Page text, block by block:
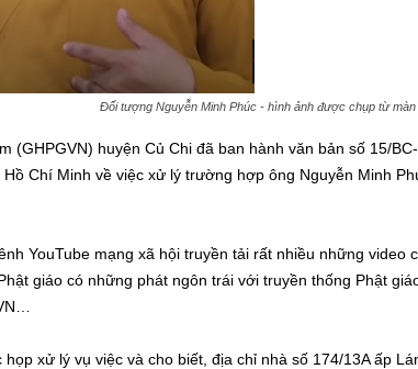
Đối tượng Nguyễn Minh Phúc - hình ảnh được chụp từ màn
(GHPGVN) huyện Củ Chi đã ban hành văn bản số 15/BC-
Chí Minh về việc xử lý trường hợp ông Nguyễn Minh
YouTube mạng xã hội truyền tải rất nhiều những video
giáo có những phát ngôn trái với truyền thống Phật
xử lý vụ việc và cho biết, địa chỉ nhà số 174/13A ấp